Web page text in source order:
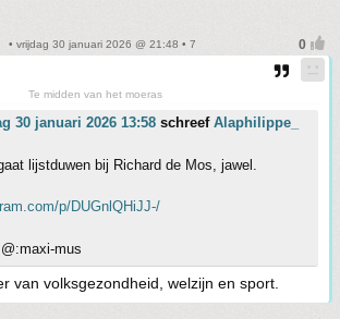
• vrijdag 30 januari 2026 @ 21:48 • 7
Te midden van het moeras
30 januari 2026 13:58 schreef Alaphilippe_
lijstduwen bij Richard de Mos, jawel.
p/DUGnlQHiJJ-/
mus
van volksgezondheid, welzijn en sport.